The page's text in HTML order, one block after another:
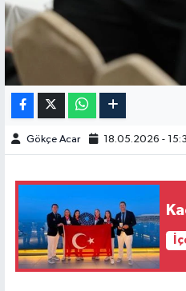
Gökçe Acar 18.05.2026 -
Sanat